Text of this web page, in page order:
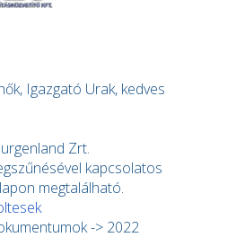
Igazgató Urak, kedves
Zrt.
kapcsolatos
megtalálható.
-> 2022